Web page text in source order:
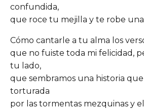
confundida,
que roce tu mejilla y te robe una
Cómo cantarle a tu alma los
que no fuiste toda mi felicidad,
tu lado,
que sembramos una historia
torturada
por las tormentas mezquinas y